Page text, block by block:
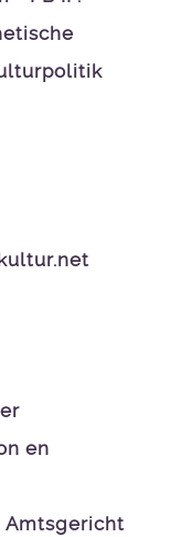
en
Amtsgericht